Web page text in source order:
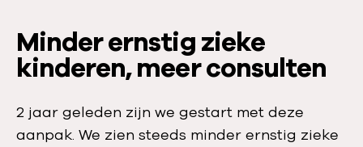
Minder ernstig zieke
kinderen, meer consulten
2 jaar geleden zijn we gestart met deze
aanpak. We zien steeds minder ernstig zieke